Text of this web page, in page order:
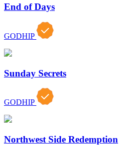
End of Days
GODHIP
Sunday Secrets
GODHIP
Northwest Side Redemption